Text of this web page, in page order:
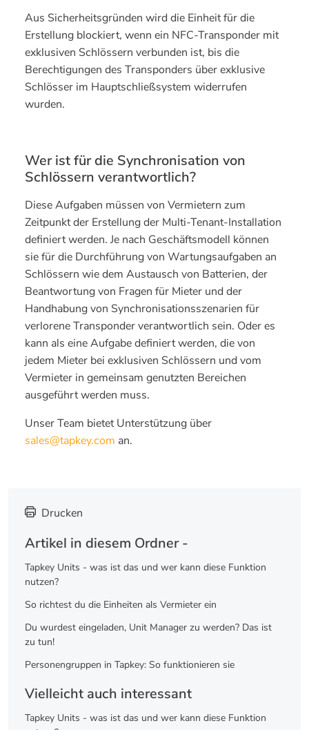
Aus Sicherheitsgründen wird die Einheit für die
Erstellung blockiert, wenn ein NFC-Transponder mit
exklusiven Schlössern verbunden ist, bis die
Berechtigungen des Transponders über exklusive
Schlösser im Hauptschließsystem widerrufen
wurden.
Wer ist für die Synchronisation von
Schlössern verantwortlich?
Diese Aufgaben müssen von Vermietern zum
Zeitpunkt der Erstellung der Multi-Tenant-Installation
definiert werden. Je nach Geschäftsmodell können
sie für die Durchführung von Wartungsaufgaben an
Schlössern wie dem Austausch von Batterien, der
Beantwortung von Fragen für Mieter und der
Handhabung von Synchronisationsszenarien für
verlorene Transponder verantwortlich sein. Oder es
kann als eine Aufgabe definiert werden, die von
jedem Mieter bei exklusiven Schlössern und vom
Vermieter in gemeinsam genutzten Bereichen
ausgeführt werden muss.
Unser Team bietet Unterstützung über
sales@tapkey.com an.
Drucken
Artikel in diesem Ordner -
Tapkey Units - was ist das und wer kann diese Funktion
nutzen?
So richtest du die Einheiten als Vermieter ein
Du wurdest eingeladen, Unit Manager zu werden? Das ist
zu tun!
Personengruppen in Tapkey: So funktionieren sie
Vielleicht auch interessant
Tapkey Units - was ist das und wer kann diese Funktion